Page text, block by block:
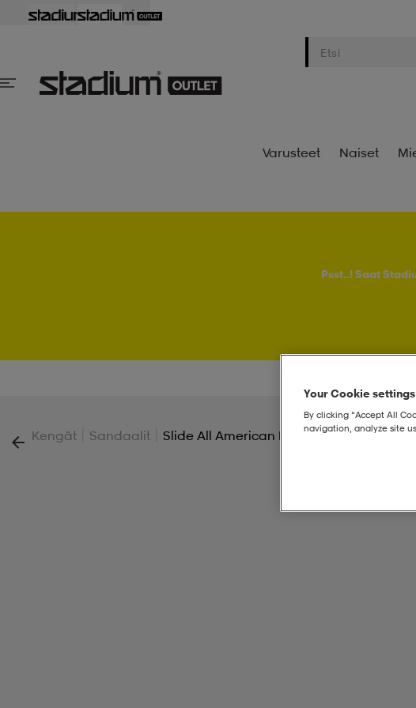
Varusteet Naiset
Psst..! Saat
Kengät Sandaalit Slide All American M
Your Cookie settings
By clicking “Accept All
navigation, analyze site